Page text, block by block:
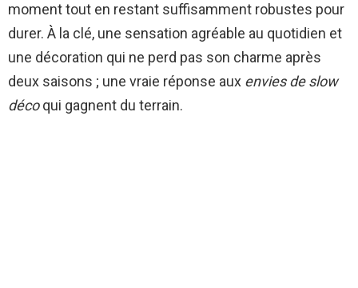
moment tout en restant suffisamment robustes pour
durer. À la clé, une sensation agréable au quotidien et
une décoration qui ne perd pas son charme après
deux saisons ; une vraie réponse aux envies de slow
décoqui gagnent du terrain.